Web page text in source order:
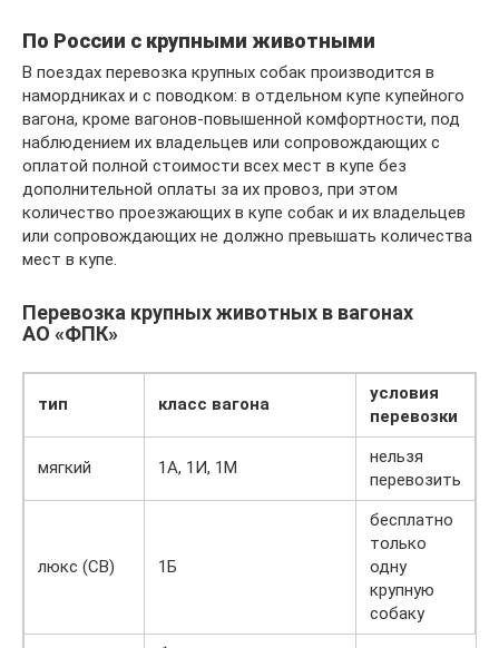
По России с крупными животными
В поездах перевозка крупных собак производится в
намордниках и с поводком: в отдельном купе купейного
вагона, кроме вагонов-повышенной комфортности, под
наблюдением их владельцев или сопровождающих с
оплатой полной стоимости всех мест в купе без
дополнительной оплаты за их провоз, при этом
количество проезжающих в купе собак и их владельцев
или сопровождающих не должно превышать количества
мест в купе.
Перевозка крупных животных в вагонах
АО «ФПК»
тип класс вагона
условия
перевозки
мягкий 1А, 1И, 1М
нельзя
перевозить
люкс (СВ) 1Б
бесплатно
только
одну
крупную
собаку